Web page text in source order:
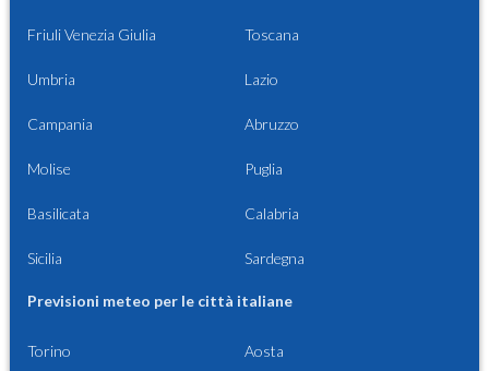
Friuli Venezia Giulia Toscana
Umbria Lazio
Campania Abruzzo
Molise Puglia
Basilicata Calabria
Sicilia Sardegna
Previsioni meteo per le città italiane
Torino Aosta